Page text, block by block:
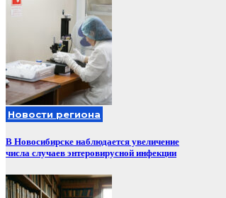
Новости региона
В Новосибирске наблюдается увеличение
числа случаев энтеровирусной инфекции